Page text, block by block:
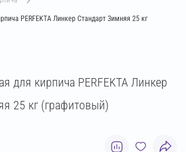
PERFEKTA Линкер Стандарт Зимняя 25 кг
для кирпича PERFEKTA Линкер
25 кг (графитовый)